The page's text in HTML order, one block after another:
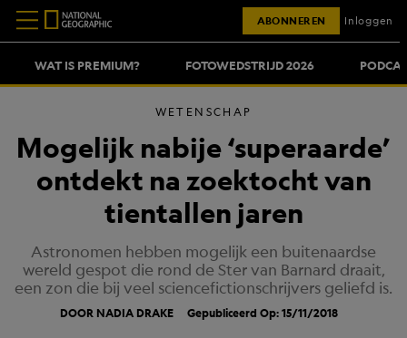
WAT IS PREMIUM? FOTOWEDSTRIJD 2026
ABONNEREN Inloggen
WETENSCHAP
Mogelijk nabije ‘superaarde’
ontdekt na zoektocht van
tientallen jaren
Astronomen hebben mogelijk een buitenaardse
wereld gespot die rond de Ster van Barnard draait,
een zon die bij veel sciencefictionschrijvers geliefd is.
DOOR NADIA DRAKE Gepubliceerd Op: 15/11/2018